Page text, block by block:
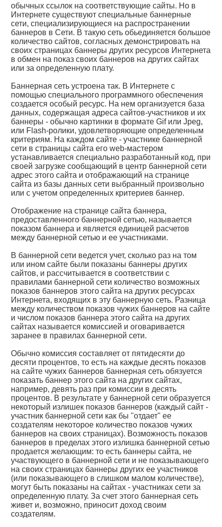
обычных ссылок на соответствующие сайты. Но в
Интернете существуют специальные баннерные
сети, специализирующиеся на распространении
баннеров в Сети. В такую сеть обьединяется большое
количество сайтов, согласных демонстрировать на
своих страницах баннеры других ресурсов Интернета
в обмен на показ своих баннеров на других сайтах
или за определенную плату.
Баннерная сеть устроена так. В Интернете с
помощью специального программного обеспечения
создается особый ресурс. На нем организуется база
данных, содержащая адреса сайтов-участников и их
баннеры - обычно картинки в формате Gif или Jpeg,
или Flash-ролики, удовлетворяющие определенным
критериям. На каждом сайте - участнике баннерной
сети в страницы сайта его web-мастером
устанавливается специально разработанный код, при
своей загрузке сообщающий в центр баннерной сети
адрес этого сайта и отображающий на странице
сайта из базы данных сети выбранный произвольно
или с учетом определенных критериев баннер.
Отображение на странице сайта баннера,
предоставленного баннерной сетью, называется
показом баннера и является единицей расчетов
между баннерной сетью и ее участниками.
В баннерной сети ведется учет, сколько раз на том
или ином сайте были показаны баннеры других
сайтов, и рассчитывается в соответствии с
правилами баннерной сети количество возможных
показов баннеров этого сайта на других ресурсах
Интернета, входящих в эту баннерную сеть. Разница
между количеством показов чужих баннеров на сайте
и числом показов баннера этого сайта на других
сайтах называется комиссией и оговаривается
заранее в правилах баннерной сети.
Обычно комиссия составляет от пятидесяти до
десяти процентов, то есть на каждые десять показов
на сайте чужих баннеров баннерная сеть обязуется
показать баннер этого сайта на других сайтах,
например, девять раз при комиссии в десять
процентов. В результате у баннерной сети образуется
некоторый излишек показов баннеров (каждый сайт -
участник баннерной сети как бы "отдает" ее
создателям некоторое количество показов чужих
баннеров на своих страницах). Возможность показов
баннеров в пределах этого излишка баннерной сетью
продается желающим: то есть баннеры сайта, не
участвующего в баннерной сети и не показывающего
на своих страницах баннеры других ее участников
(или показывающего в слишком малом количестве),
могут быть показаны на сайтах - участниках сети за
определенную плату. За счет этого баннерная сеть
живет и, возможно, приносит доход своим
создателям.